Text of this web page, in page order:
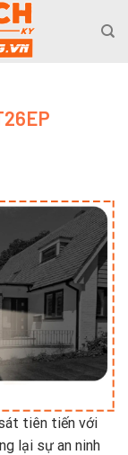
tiên tiến với
lại sự an ninh